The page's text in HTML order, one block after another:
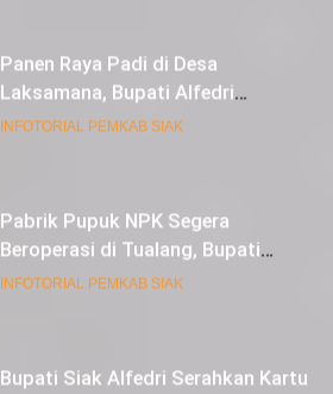
Panen Raya Padi di Desa
Laksamana, Bupati Alfedri
Serahkan 16 Unit Mesin Pompa Air
INFOTORIAL PEMKAB SIAK
Pabrik Pupuk NPK Segera
Beroperasi di Tualang, Bupati
Alfedri Investasi ini Tingkatkan
INFOTORIAL PEMKAB SIAK
Bupati Siak Alfedri Serahkan Kartu